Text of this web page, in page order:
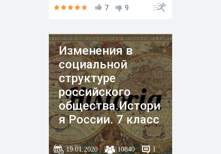
дополнительные материлды
авторском сайте "История
ученикам и педагогам" или
https://www.istped.com/
7 9
Изменения в
социальной
структуре
российского
общества.Истори
я России. 7 класс
19.01.2020 10840 1